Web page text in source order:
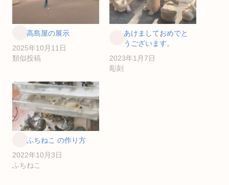
高島屋の展示
2025年10月11日
類似投稿
あけましておめでと
うございます。
2023年1月7日
彫刻
ふちねこ の作り方
2022年10月3日
ふちねこ